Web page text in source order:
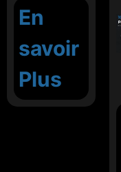
En
savoir
Plus